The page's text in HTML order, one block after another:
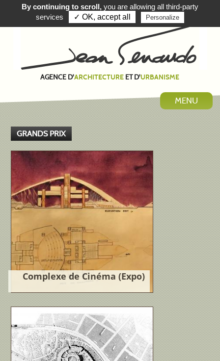
EN
AGENCE D'ARCHITECTURE ET D'URBANISME
MENU
GRANDS PRIX
Complexe de Cinéma (Expo)
By continuing to scroll,you are allowing all third-party
services
✓ OK, accept all Personalize